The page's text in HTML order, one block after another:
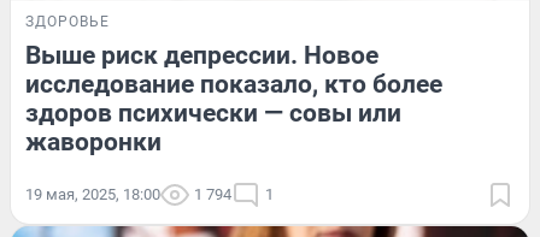
ЗДОРОВЬЕ
Выше риск депрессии. Новое
исследование показало, кто более
здоров психически — совы или
жаворонки
19 мая, 2025, 18:00 1 794 1